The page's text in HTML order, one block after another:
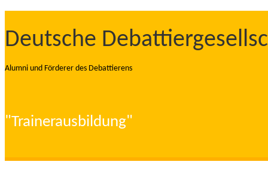
Deutsche
Alumni und Förderer des Debattierens
"Trainerausbildung"